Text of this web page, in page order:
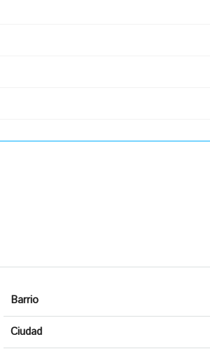
Barrio
Ciudad